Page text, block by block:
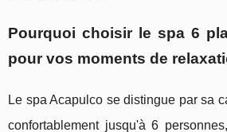
Pourquoi choisir le spa 6
pour vos moments de
Le spa Acapulco se distingue par sa
confortablement jusqu'à 6